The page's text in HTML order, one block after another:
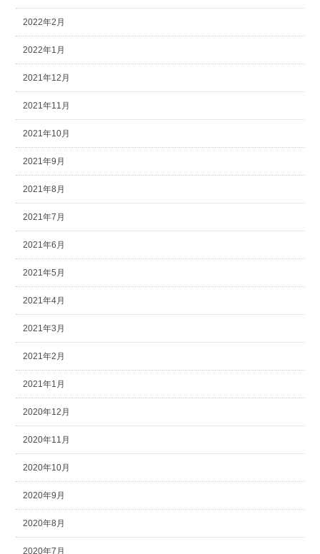
2022年2月
2022年1月
2021年12月
2021年11月
2021年10月
2021年9月
2021年8月
2021年7月
2021年6月
2021年5月
2021年4月
2021年3月
2021年2月
2021年1月
2020年12月
2020年11月
2020年10月
2020年9月
2020年8月
2020年7月